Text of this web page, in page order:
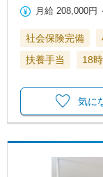
月給 208,000円
社会保険完備
扶養手当
18
気に